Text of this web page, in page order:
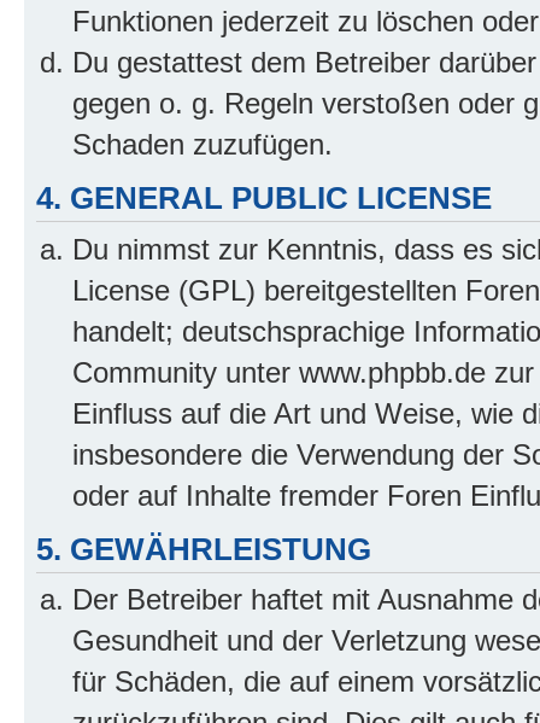
Funktionen jederzeit zu löschen
Du gestattest dem Betreiber
gegen o. g. Regeln verstoßen oder
Schaden zuzufügen.
4. GENERAL PUBLIC LICENSE
Du nimmst zur Kenntnis, dass es
License (GPL) bereitgestellten
handelt; deutschsprachige
Community unter www.phpbb.de
Einfluss auf die Art und Weise, wie
insbesondere die Verwendung der
oder auf Inhalte fremder Foren
5. GEWÄHRLEISTUNG
Der Betreiber haftet mit Ausnahme
Gesundheit und der Verletzung
für Schäden, die auf einem